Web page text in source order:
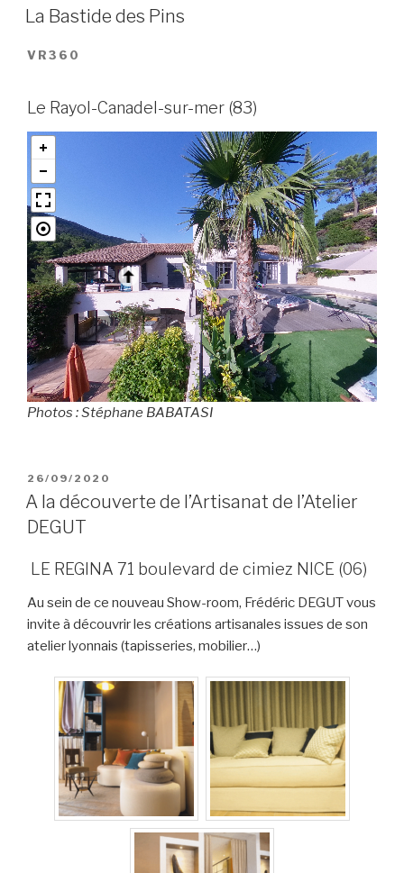
LE
La Bastide des Pins
VR360
Le Rayol-Canadel-sur-mer (83)
Photos : Stéphane BABATASI
PUBLIÉ
LE
26/09/2020
A la découverte de l’Artisanat de l’Atelier
DEGUT
LE REGINA 71 boulevard de cimiez NICE (06)
Au sein de ce nouveau Show-room, Frédéric DEGUT vous
invite à découvrir les créations artisanales issues de son
atelier lyonnais (tapisseries, mobilier…)